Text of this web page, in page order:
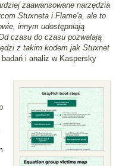
zaawansowane narzędzia
Stuxneta i Flame'a, ale to
innym udostępniają
czasu do czasu pozwalają
z takim kodem jak Stuxnet
i analiz w Kaspersky